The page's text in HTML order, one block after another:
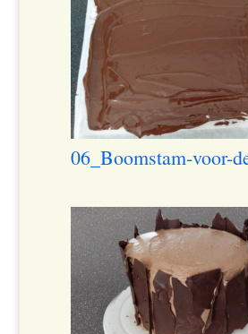
06_Boomstam-voor-